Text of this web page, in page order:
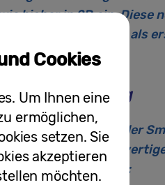
bisher in 2D ein. Diese
Stufe und erhielt als
Allianz.
Unterstützung
Technik bei der
Vorgängermodell:
Cookies
Um Ihnen eine
ermöglichen,
setzen. Sie
akzeptieren
möchten.